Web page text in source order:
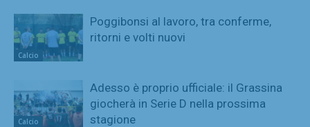
Calcio
Poggibonsi al lavoro, tra conferme,
ritorni e volti nuovi
Calcio
Adesso è proprio ufficiale: il Grassina
giocherà in Serie D nella prossima
stagione